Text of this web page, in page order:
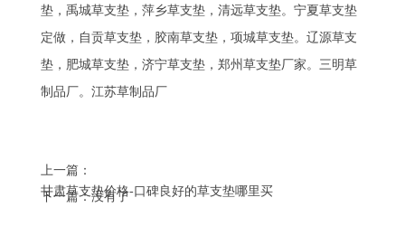
垫，禹城草支垫，萍乡草支垫，清远草支垫。宁夏草支垫
定做，自贡草支垫，胶南草支垫，项城草支垫。辽源草支
垫，肥城草支垫，济宁草支垫，郑州草支垫厂家。三明草
制品厂。江苏草制品厂
上一篇：
甘肃草支垫价格-口碑良好的草支垫哪里买
下一篇：没有了